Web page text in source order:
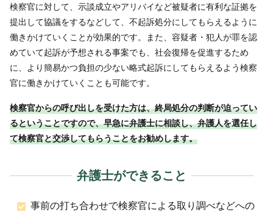
検察官に対して、示談成立やアリバイなど被疑者に有利な証拠を
提出して協議をするなどして、不起訴処分にしてもらえるように
働きかけていくことが効果的です。また、容疑者・犯人が罪を認
めていて起訴が予想される事案でも、社会復帰を促進するため
に、より簡易かつ負担の少ない略式起訴にしてもらえるよう検察
官に働きかけていくことも可能です。
検察官からの呼び出しを受けた方は、終局処分の判断が迫ってい
るということですので、早急に弁護士に相談し、弁護人を選任し
て検察官と交渉してもらうことをお勧めします。
弁護士ができること
事前の打ち合わせで検察官による取り調べなどへの